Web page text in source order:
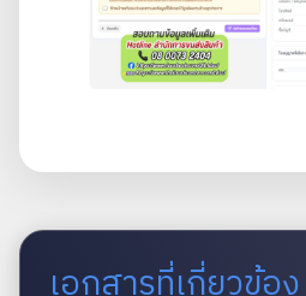
เอกสารที่เกี่ยวข้อง